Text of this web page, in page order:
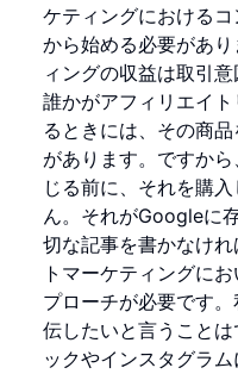
ケティングにおける
から始める必要があ
ィングの収益は取引
誰かがアフィリエイ
るときには、その商
があります。ですか
じる前に、それを購
ん。それがGoogleに
切な記事を書かなけ
トマーケティングに
プローチが必要です
伝したいと言うこと
ックやインスタグラ